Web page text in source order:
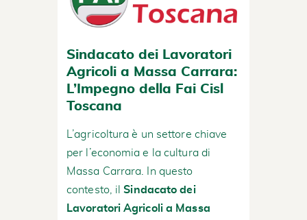
Sindacato dei Lavoratori
Agricoli a Massa Carrara:
L’Impegno della Fai Cisl
Toscana
L’agricoltura è un settore chiave
per l’economia e la cultura di
Massa Carrara. In questo
contesto, ilSindacato dei
Lavoratori Agricoli a Massa